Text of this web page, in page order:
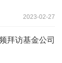
2023-02-27
拜访基金公司